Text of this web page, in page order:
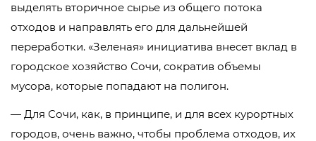
выделять вторичное сырье из общего потока
отходов и направлять его для дальнейшей
переработки. «Зеленая» инициатива внесет вклад в
городское хозяйство Сочи, сократив объемы
мусора, которые попадают на полигон.
— Для Сочи, как, в принципе, и для всех курортных
городов, очень важно, чтобы проблема отходов, их